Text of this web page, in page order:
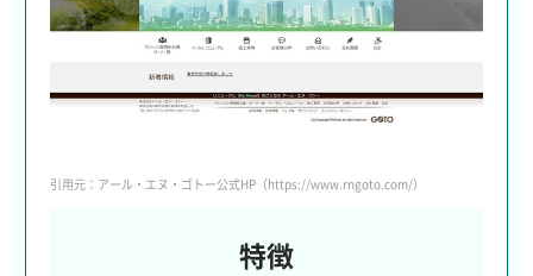
引用元：アール・エヌ・ゴトー公式HP（https://www.rngoto.com/）
特徴